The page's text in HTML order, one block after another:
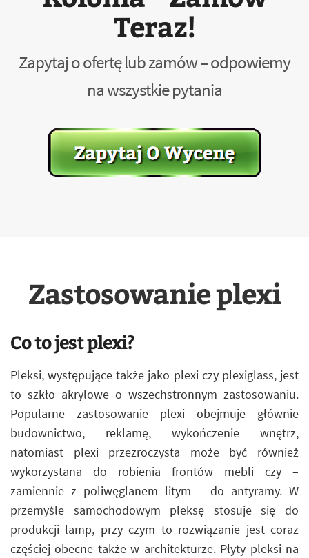
Teraz!
Zapytaj o ofertę lub zamów – odpowiemy
na wszystkie pytania
Zastosowanie plexi
Co to jest plexi?
Pleksi, występujące także jako plexi czy plexiglass, jest
to szkło akrylowe o wszechstronnym zastosowaniu.
Popularne zastosowanie plexi obejmuje głównie
budownictwo, reklamę, wykończenie wnętrz,
natomiast plexi przezroczysta może być również
wykorzystana do robienia frontów mebli czy –
zamiennie z poliwęglanem litym – do antyramy. W
przemyśle samochodowym pleksę stosuje się do
produkcji lamp, przy czym to rozwiązanie jest coraz
częściej obecne także w architekturze. Płyty pleksi na